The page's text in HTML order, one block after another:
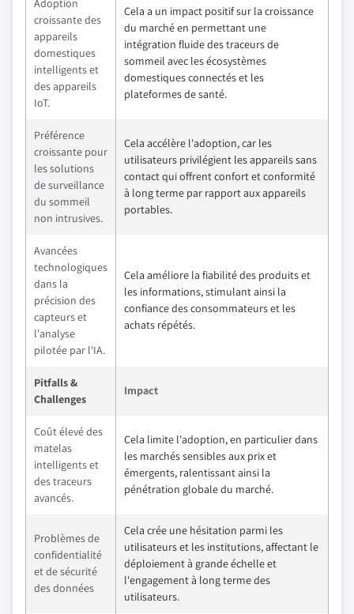
Adoption
croissante des
appareils
domestiques
intelligents et
des appareils
IoT.
Cela a un impact positif sur la croissance
du marché en permettant une
intégration fluide des traceurs de
sommeil avec les écosystèmes
domestiques connectés et les
plateformes de santé.
Préférence
croissante pour
les solutions
de surveillance
du sommeil
non intrusives.
Cela accélère l'adoption, car les
utilisateurs privilégient les appareils sans
contact qui offrent confort et conformité
à long terme par rapport aux appareils
portables.
Avancées
technologiques
dans la
précision des
capteurs et
l'analyse
pilotée par l'IA.
Cela améliore la fiabilité des produits et
les informations, stimulant ainsi la
confiance des consommateurs et les
achats répétés.
Pitfalls &
Challenges
Impact
Coût élevé des
matelas
intelligents et
des traceurs
avancés.
Cela limite l'adoption, en particulier dans
les marchés sensibles aux prix et
émergents, ralentissant ainsi la
pénétration globale du marché.
Problèmes de
confidentialité
et de sécurité
des données
Cela crée une hésitation parmi les
utilisateurs et les institutions, affectant le
déploiement à grande échelle et
l'engagement à long terme des
utilisateurs.